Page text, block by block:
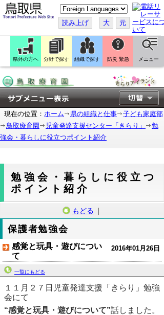
こ
の
ペ
ー
ジ
翻
訳
す
読み上げ 大 元
県外の方へ 分野で探す 組織で探す 防災 緊急 メニュー
現在の位置： ホーム 県の組織と仕事
子ども家庭部
鳥取療育園
児童発達支援センター「きらり」
勉
強会・暮らしに役立つポイント紹介
勉強会・暮らしに役立つ
ポイント紹介
もどる ｜
保護者勉強会
2016年01月26日
感覚と玩具・遊びについ
て
一覧にもどる
１１月２７日児童発達支援「きらり」勉強
会にて
“感覚と玩具・遊びについて”話しました。